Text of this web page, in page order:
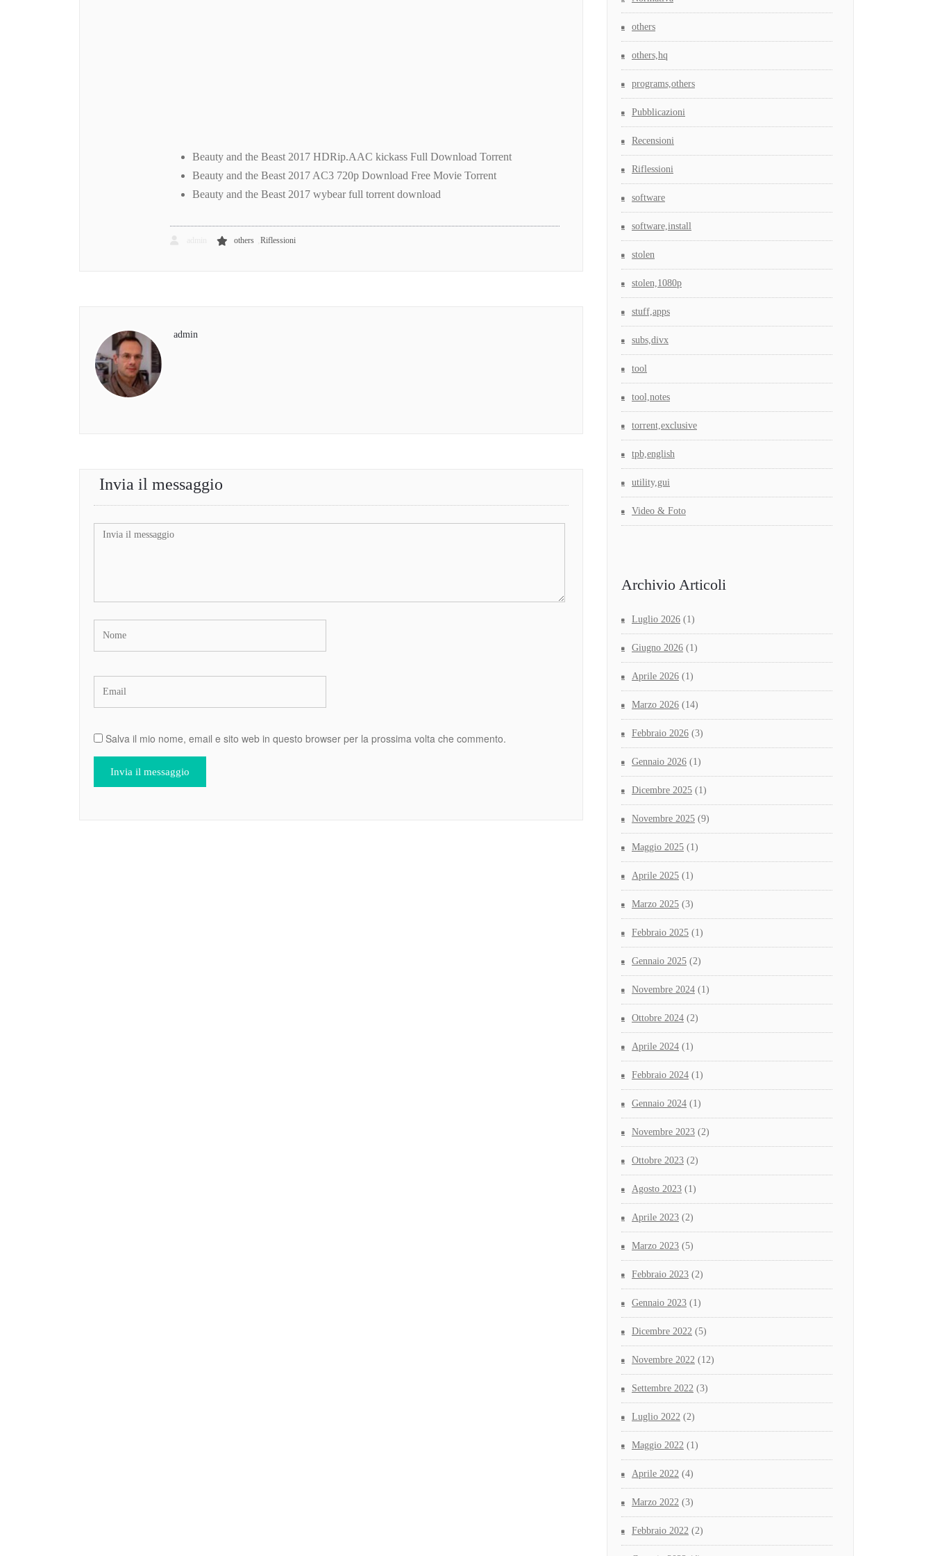
Beauty and the Beast 2017 HDRip.AAC kickass Full Download Torrent
Beauty and the Beast 2017 AC3 720p Download Free Movie Torrent
Beauty and the Beast 2017 wybear full torrent download
others ,Riflessioni
admin
Invia il messaggio
Salva il mio nome, email e sito web in questo browser per la prossima volta che commento.
others
others,hq
programs,others
Pubblicazioni
Recensioni
Riflessioni
software
software,install
stolen
stolen,1080p
stuff,apps
subs,divx
tool
tool,notes
torrent,exclusive
tpb,english
utility,gui
Video & Foto
Archivio Articoli
Luglio 2026 (1)
Giugno 2026 (1)
Aprile 2026 (1)
Marzo 2026 (14)
Febbraio 2026 (3)
Gennaio 2026 (1)
Dicembre 2025 (1)
Novembre 2025 (9)
Maggio 2025 (1)
Aprile 2025 (1)
Marzo 2025 (3)
Febbraio 2025 (1)
Gennaio 2025 (2)
Novembre 2024 (1)
Ottobre 2024 (2)
Aprile 2024 (1)
Febbraio 2024 (1)
Gennaio 2024 (1)
Novembre 2023 (2)
Ottobre 2023 (2)
Agosto 2023 (1)
Aprile 2023 (2)
Marzo 2023 (5)
Febbraio 2023 (2)
Gennaio 2023 (1)
Dicembre 2022 (5)
Novembre 2022 (12)
Settembre 2022 (3)
Luglio 2022 (2)
Maggio 2022 (1)
Aprile 2022 (4)
Marzo 2022 (3)
Febbraio 2022 (2)